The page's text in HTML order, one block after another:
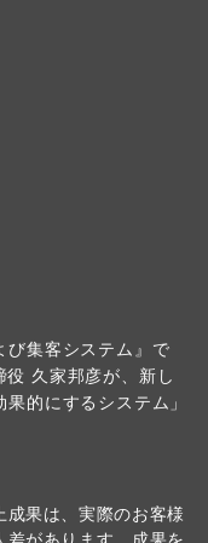
び集客システム』で
久家邦彦が、新し
的にするシステム」
成果は、実際のお客様
があります。成果を